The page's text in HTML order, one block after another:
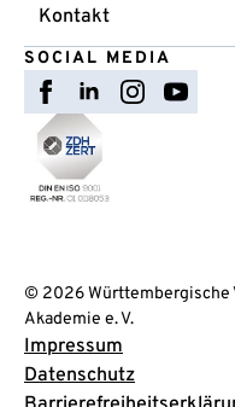
Kontakt
SOCIAL MEDIA
© 2026 Württembergische
Akademie e. V.
Impressum
Datenschutz